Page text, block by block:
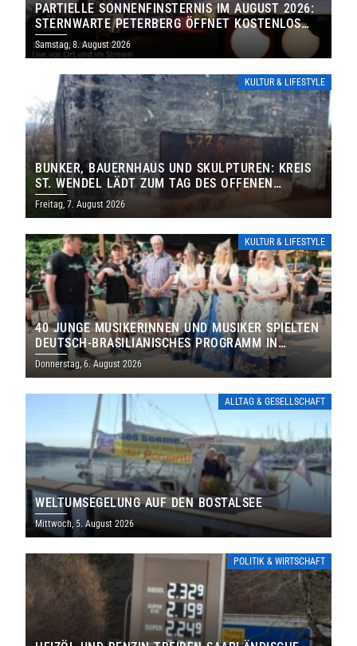
PARTIELLE SONNENFINSTERNIS IM AUGUST 2026:
STERNWARTE PETERBERG ÖFFNET KOSTENLOS
IHRE TORE
Samstag, 8. August 2026
KULTUR & LIFESTYLE
BUNKER, BAUERNHAUS UND SKULPTUREN: KREIS
ST. WENDEL LÄDT ZUM TAG DES OFFENEN
DENKMALS EIN
Freitag, 7. August 2026
KULTUR & LIFESTYLE
40 JUNGE MUSIKERINNEN UND MUSIKER SPIELTEN
DEUTSCH-BRASILIANISCHES PROGRAMM IN
THOLEY
Donnerstag, 6. August 2026
ALLTAG & GESELLSCHAFT
WELTUMSEGELUNG AUF DEN BOSTALSEE
Mittwoch, 5. August 2026
POLITIK & WIRTSCHAFT